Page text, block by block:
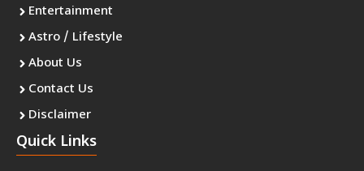
Entertainment
Astro / Lifestyle
About Us
Contact Us
Disclaimer
Quick Links